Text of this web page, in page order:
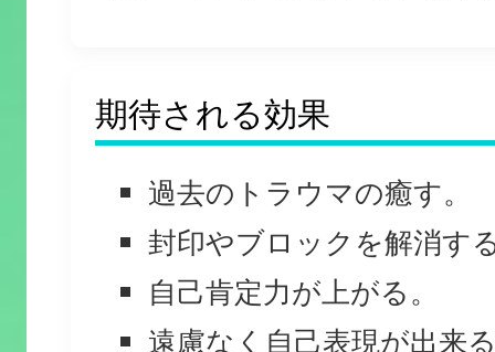
期待される効果
過去のトラウマの癒す。
封印やブロックを解消す
自己肯定力が上がる。
遠慮なく自己表現が出来